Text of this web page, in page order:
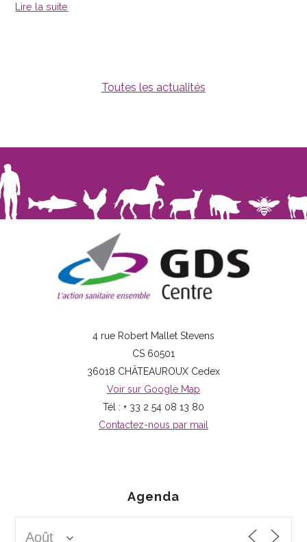
Lire la suite
Toutes les actualités
4 rue Robert Mallet Stevens
CS 60501
36018 CHÂTEAUROUX Cedex
Voir sur Google Map
Tél : + 33 2 54 08 13 80
Contactez-nous par mail
Agenda